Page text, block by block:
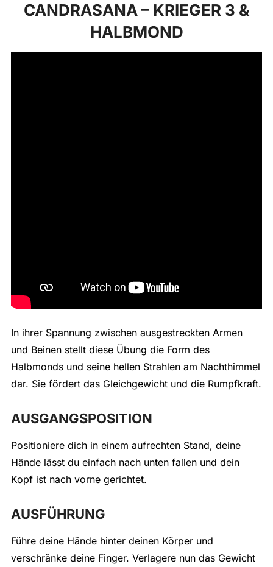
CANDRASANA – KRIEGER 3 &
HALBMOND
In ihrer Spannung zwischen ausgestreckten Armen
und Beinen stellt diese Übung die Form des
Halbmonds und seine hellen Strahlen am Nachthimmel
dar. Sie fördert das Gleichgewicht und die Rumpfkraft.
AUSGANGSPOSITION
Positioniere dich in einem aufrechten Stand, deine
Hände lässt du einfach nach unten fallen und dein
Kopf ist nach vorne gerichtet.
AUSFÜHRUNG
Führe deine Hände hinter deinen Körper und
verschränke deine Finger. Verlagere nun das Gewicht